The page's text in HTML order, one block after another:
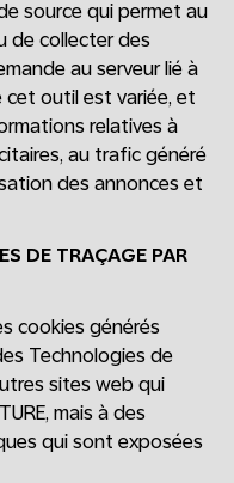
source qui permet au
de collecter des
au serveur lié à
cet outil est variée, et
relatives à
au trafic généré
des annonces et
DE TRAÇAGE PAR
cookies générés
Technologies de
sites web qui
mais à des
qui sont exposées